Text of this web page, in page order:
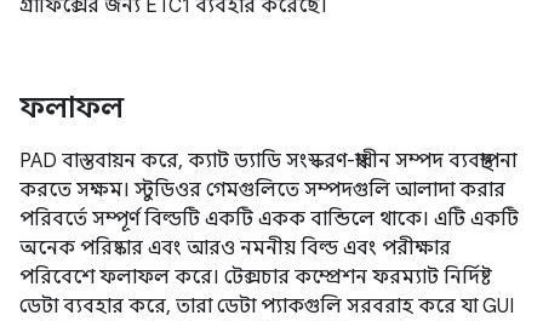
গ্রাফিক্সের জন্য ETC1 ব্যবহার করেছে।
ফলাফল
PAD বাস্তবায়ন করে, ক্যাট ড্যাডি সংস্করণ-স্বাধীন সম্পদ ব্যবস্থাপনা
করতে সক্ষম। স্টুডিওর গেমগুলিতে সম্পদগুলি আলাদা করার
পরিবর্তে সম্পূর্ণ বিল্ডটি একটি একক বান্ডিলে থাকে। এটি একটি
অনেক পরিষ্কার এবং আরও নমনীয় বিল্ড এবং পরীক্ষার
পরিবেশে ফলাফল করে। টেক্সচার কম্প্রেশন ফরম্যাট নির্দিষ্ট
ডেটা ব্যবহার করে, তারা ডেটা প্যাকগুলি সরবরাহ করে যা GUI